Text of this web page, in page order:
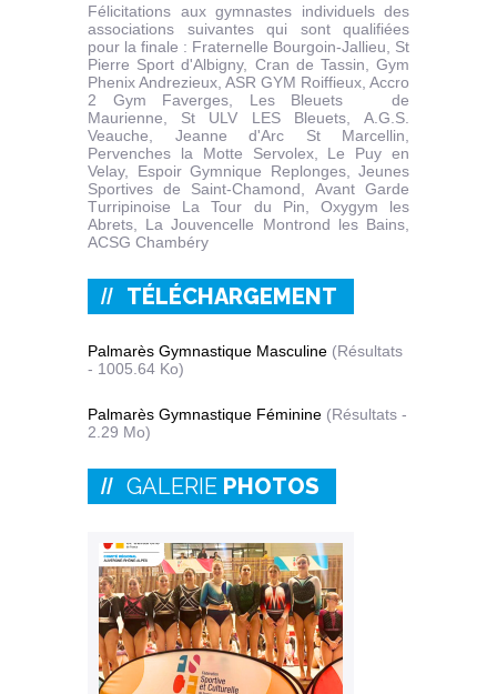
Félicitations aux gymnastes individuels des
associations suivantes qui sont qualifiées
pour la finale : Fraternelle Bourgoin-Jallieu, St
Pierre Sport d'Albigny, Cran de Tassin, Gym
PhenixAndrezieux , ASR GYM Roiffieux , Accro
2 Gym Faverges, Les Bleuets de
Maurienne, St ULV LES Bleuets, A.G.S.
Veauche, Jeanne d'Arc St Marcellin,
Pervenches la Motte Servolex, Le Puy en
Velay, Espoir Gymnique Replonges, Jeunes
Sportives de Saint-Chamond, Avant Garde
Turripinoise La Tour du Pin, Oxygym les
Abrets, La Jouvencelle Montrond les Bains,
ACSG Chambéry
TÉLÉCHARGEMENT
Palmarès Gymnastique Masculine (Résultats
- 1005.64 Ko)
Palmarès Gymnastique Féminine (Résultats -
2.29 Mo)
GALERIE PHOTOS